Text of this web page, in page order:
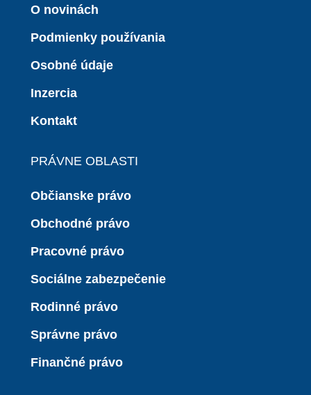
O novinách
Podmienky používania
Osobné údaje
Inzercia
Kontakt
PRÁVNE OBLASTI
Občianske právo
Obchodné právo
Pracovné právo
Sociálne zabezpečenie
Rodinné právo
Správne právo
Finančné právo